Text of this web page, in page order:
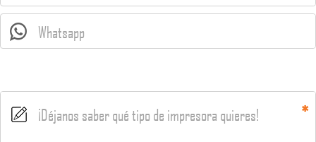
Whatsapp
¡Déjanos saber qué tipo de impresora quieres!